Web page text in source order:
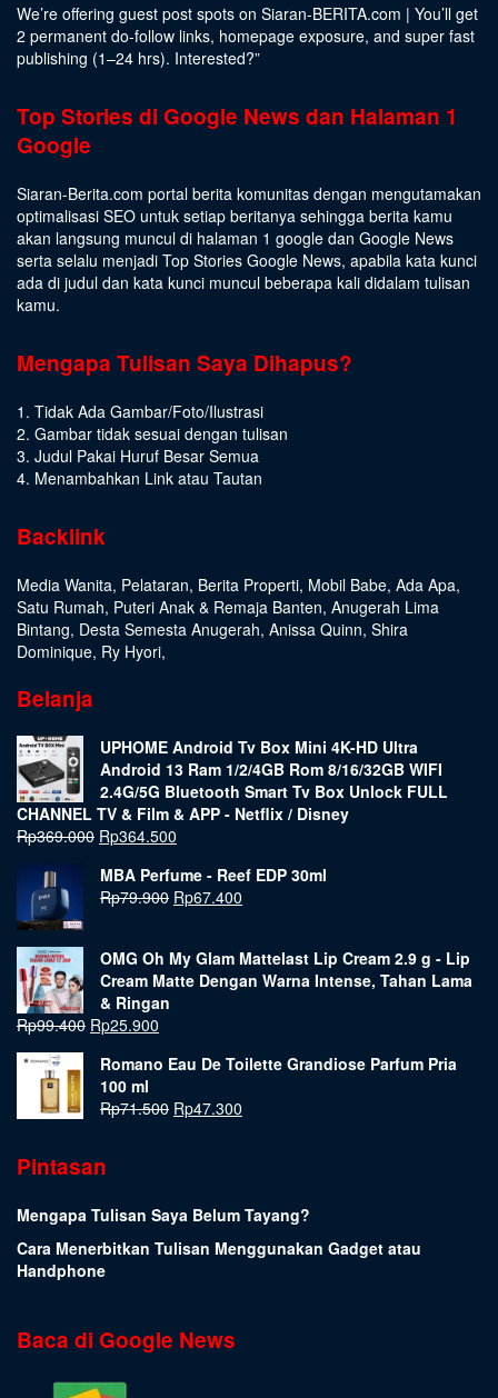
We’re offering guest post spots on Siaran-BERITA.com | You’ll get
2 permanent do-follow links, homepage exposure, and super fast
publishing (1–24 hrs). Interested?”
Top Stories di Google News dan Halaman 1
Google
Siaran-Berita.com portal berita komunitas dengan mengutamakan
optimalisasi SEO untuk setiap beritanya sehingga berita kamu
akan langsung muncul di halaman 1 google dan Google News
serta selalu menjadi Top Stories Google News, apabila kata kunci
ada di judul dan kata kunci muncul beberapa kali didalam tulisan
kamu.
Mengapa Tulisan Saya Dihapus?
1. Tidak Ada Gambar/Foto/Ilustrasi
2. Gambar tidak sesuai dengan tulisan
3. Judul Pakai Huruf Besar Semua
4. Menambahkan Link atau Tautan
Backlink
Media Wanita, Pelataran, Berita Properti, Mobil Babe, Ada Apa,
Satu Rumah, Puteri Anak & Remaja Banten, Anugerah Lima
Bintang, Desta Semesta Anugerah, Anissa Quinn, Shira
Dominique, Ry Hyori,
Belanja
UPHOME Android Tv Box Mini 4K-HD Ultra
Android 13 Ram 1/2/4GB Rom 8/16/32GB WIFI
2.4G/5G Bluetooth Smart Tv Box Unlock FULL
CHANNEL TV & Film & APP - Netflix / Disney
Rp369.000 Rp364.500
MBA Perfume - Reef EDP 30ml
Rp79.900 Rp67.400
OMG Oh My Glam Mattelast Lip Cream 2.9 g - Lip
Cream Matte Dengan Warna Intense, Tahan Lama
& Ringan
Rp99.400 Rp25.900
Romano Eau De Toilette Grandiose Parfum Pria
100 ml
Rp71.500 Rp47.300
Pintasan
Mengapa Tulisan Saya Belum Tayang?
Cara Menerbitkan Tulisan Menggunakan Gadget atau
Handphone
Baca di Google News